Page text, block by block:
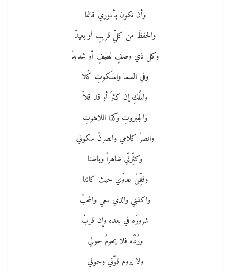
وأن تكون بأموري قائما
والحفظَ من كلِّ قريبٍ أو بعيدْ
وكل ذي وصفٍ لطيفٍ أو شديدْ
وفي السما والملَكوتِ كُلا
والمُلْكِ إن كثرَ أو قد قلاّ
والجبروتِ وكذا اللاهوتِ
وانصرْ كلامي وانصرنْ سكوتي
وكثِّرنّي ظاهراً وباطنا
وقلِّلَنْ عدوّي حيث كائنا
واكفني والذي معي والمحبْ
شرورَه في بعده وإن قربْ
ورُدَّه فلا يحومُ حولي
ولا يروم قوّتي وحولي